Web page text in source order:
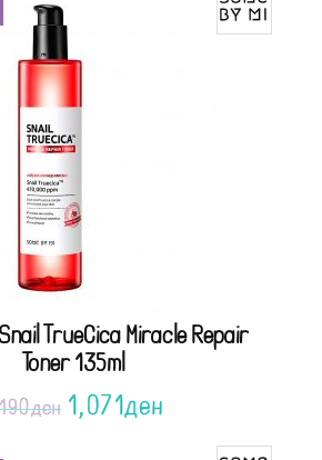
TrueCica Miracle Repair
Toner 135ml
ден 1,071ден